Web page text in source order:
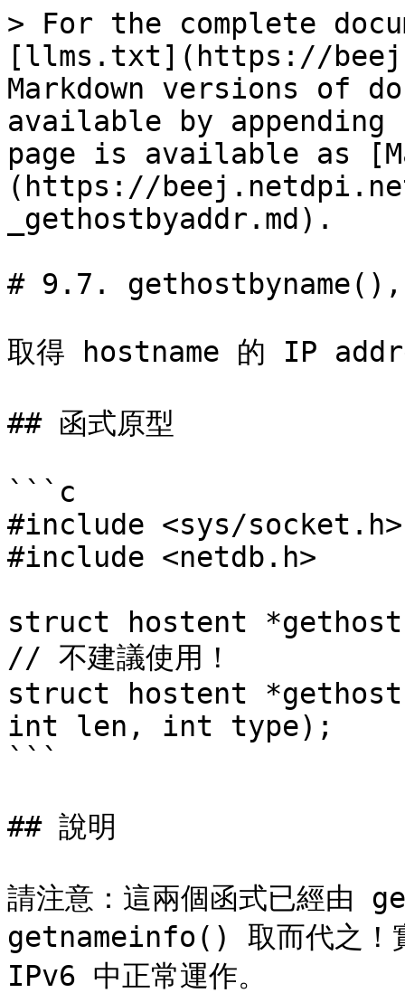
> For the complete
[llms.txt](https://
Markdown versions of
available by
page is available as
(https://
_gethostbyaddr.md).
# 9.7.
取得 hostname 的 IP
## 函式原型
```c
#include <sys/socket.h>
#include <netdb.h>
struct hostent
// 不建議使用！
struct hostent
int len, int type);
```
## 說明
請注意：這兩個函式已經
getnameinfo() 取而代之！
IPv6 中正常運作。